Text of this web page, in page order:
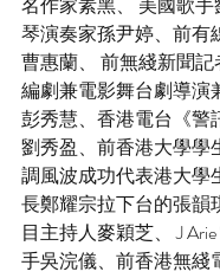
琴演奏家孫尹婷、前有
曹惠蘭、 前無綫新聞記
編劇兼電影舞台劇導演
彭秀慧、香港電台《警
劉秀盈、前香港大學學
調風波成功代表港大學
長鄭耀宗拉下台的張韻
目主持人麥穎芝、 J
手吳浣儀、前香港無綫